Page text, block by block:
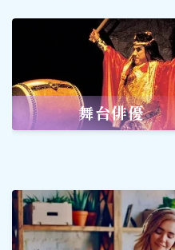
企業家
文化・芸術活動
社会貢献 社会貢献
スポーツ
メディア・ネット
舞台俳優